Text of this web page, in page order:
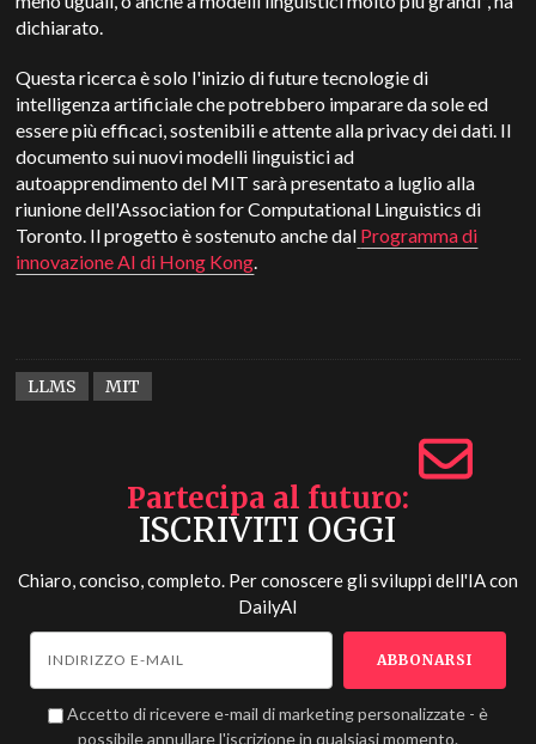
dichiarato.
Questa ricerca è solo l'inizio di future tecnologie di
intelligenza artificiale che potrebbero imparare da sole ed
essere più efficaci, sostenibili e attente alla privacy dei dati. Il
documento sui nuovi modelli linguistici ad
autoapprendimento del MIT sarà presentato a luglio alla
riunione dell'Association for Computational Linguistics di
Toronto. Il progetto è sostenuto anche dal Programma di
innovazione AI di Hong Kong.
LLMS MIT
Partecipa al futuro
ISCRIVITI OGGI
Chiaro, conciso, completo. Per conoscere gli sviluppi dell'IA con
DailyAI
Accetto di ricevere e-mail di marketing personalizzate - è
possibile annullare l'iscrizione in qualsiasi momento.